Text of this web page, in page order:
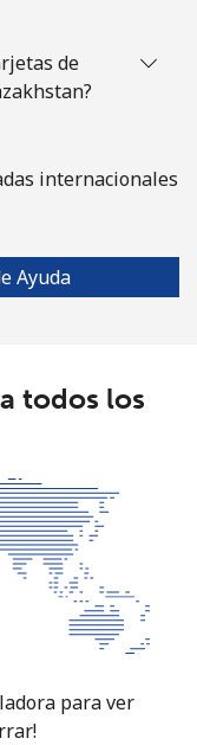
de
internacionales
Ayuda
todos los
para ver